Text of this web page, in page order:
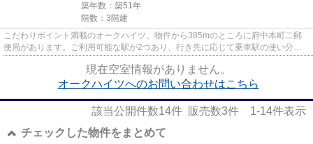
築年数：築51年
階数：3階建
こだわりポイント満載のオークハイツ。物件から385mのところに府中本町二郵
便局があります。ご利用可能な駅が2つあり、行き先に応じて乗車駅の使い分け
現在空室情報がありません。
オークハイツへのお問い合わせはこちら
該当公開件数14件 販売数3件 1-14件表示
チェックした物件をまとめて